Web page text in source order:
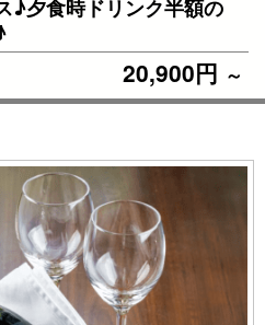
♪夕食時ドリンク半額の
20,900円 ～